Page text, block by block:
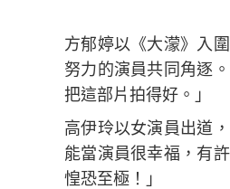
方郁婷以《大濛》入
努力的演員共同角逐
把這部片拍得好。」
高伊玲以女演員出道
能當演員很幸福，有
惶恐至極！」